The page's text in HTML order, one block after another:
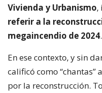
Vivienda y Urbanismo,
referir a la
megaincendio de 2024.
En ese contexto, y sin
calificó como “chantas”
por la reconstrucción.